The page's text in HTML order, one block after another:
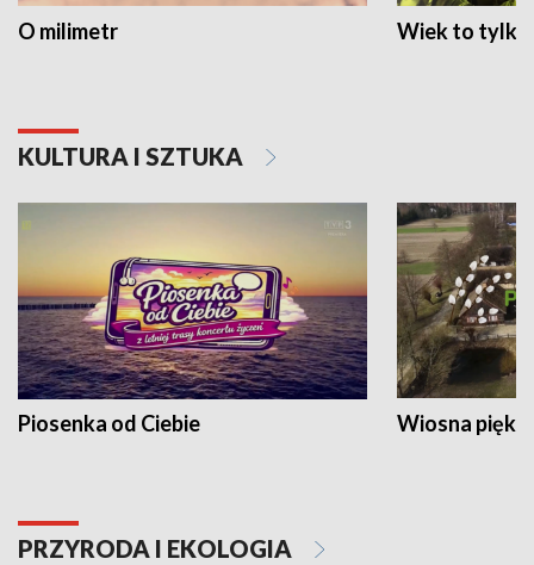
O milimetr Wiek to tylko
KULTURA I SZTUKA
Piosenka od Ciebie Wiosna
PRZYRODA I EKOLOGIA